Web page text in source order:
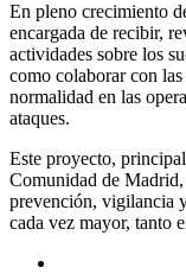
En pleno crecimiento
encargada de recibir,
actividades sobre los
como colaborar con
normalidad en las
ataques.
Este proyecto,
Comunidad de
prevención, vigilancia
cada vez mayor, tanto